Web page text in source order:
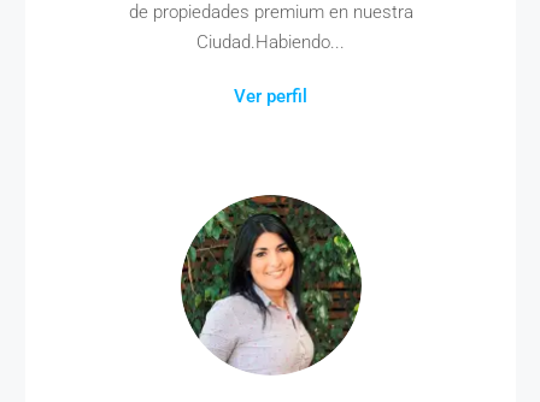
de propiedades premium en nuestra
Ciudad.Habiendo...
Ver perfil